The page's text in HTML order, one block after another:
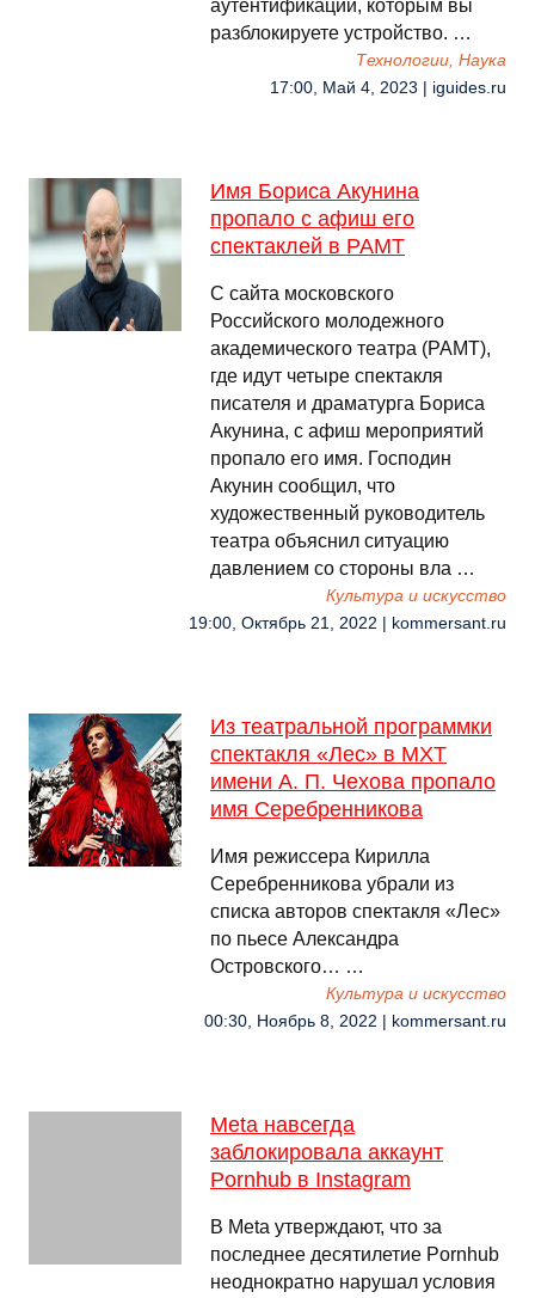
аутентификации, которым вы
разблокируете устройство. …
Технологии, Наука
17:00, Май 4, 2023 | iguides.ru
Имя Бориса Акунина
пропало с афиш его
спектаклей в РАМТ
С сайта московского
Российского молодежного
академического театра (РАМТ),
где идут четыре спектакля
писателя и драматурга Бориса
Акунина, с афиш мероприятий
пропало его имя. Господин
Акунин сообщил, что
художественный руководитель
театра объяснил ситуацию
давлением со стороны вла …
Культура и искусство
19:00, Октябрь 21, 2022 | kommersant.ru
Из театральной программки
спектакля «Лес» в МХТ
имени А. П. Чехова пропало
имя Серебренникова
Имя режиссера Кирилла
Серебренникова убрали из
списка авторов спектакля «Лес»
по пьесе Александра
Островского… …
Культура и искусство
00:30, Ноябрь 8, 2022 | kommersant.ru
Meta навсегда
заблокировала аккаунт
Pornhub в Instagram
В Meta утверждают, что за
последнее десятилетие Pornhub
неоднократно нарушал условия